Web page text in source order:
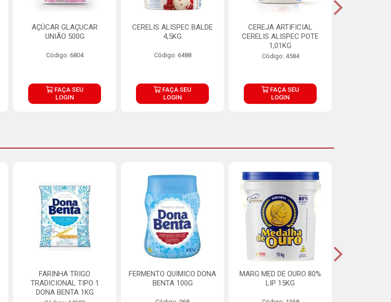
AÇÚCAR GLAÇUCAR
UNIÃO 500G
Código: 6804
FAÇA SEU
LOGIN
CERELIS ALISPEC BALDE
4,5KG
Código: 6488
FAÇA SEU
LOGIN
CEREJA ARTIFICIAL
CERELIS ALISPEC POTE
1,01KG
Código: 4584
FAÇA SEU
LOGIN
FARINHA TRIGO
TRADICIONAL TIPO 1
DONA BENTA 1KG
FERMENTO QUIMICO DONA
BENTA 100G
MARG MED DE OURO 80%
LIP 15KG